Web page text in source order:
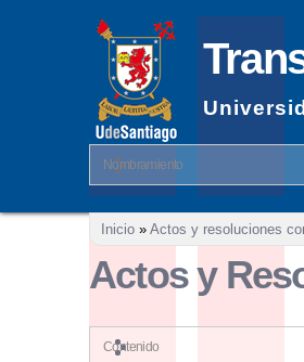
Nombramiento
Se
Inicio » Actos y resoluciones
Actos y
Contenido